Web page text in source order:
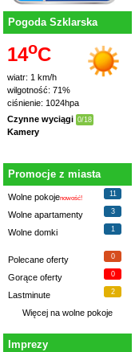
Pogoda Szklarska
14oC
wiatr: 1 km/h
wilgotność: 71%
ciśnienie: 1024hpa
Czynne wyciągi 0/18
Kamery
Promocje z miasta
Wolne pokojenowość!
11
Wolne apartamenty 3
Wolne domki 1
Polecane oferty 0
Gorące oferty 0
Lastminute 2
Więcej na wolne pokoje
Imprezy